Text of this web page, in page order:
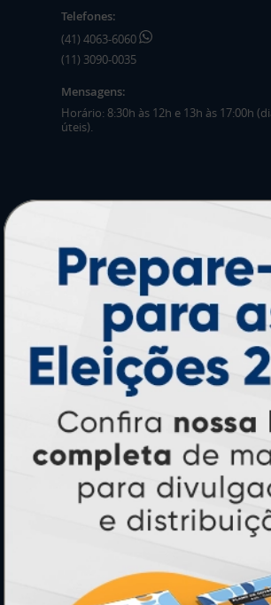
Telefones:
(41) 4063-6060
(11) 3090-0035
Mensagens:
Horário: 8:30h às 12h e 13h às 17:00h
úteis).
Adesivos
Pastas
Cartão de Visita
Folder, Flyer e Panfleto
Banners e Lonas
Calendários 2027